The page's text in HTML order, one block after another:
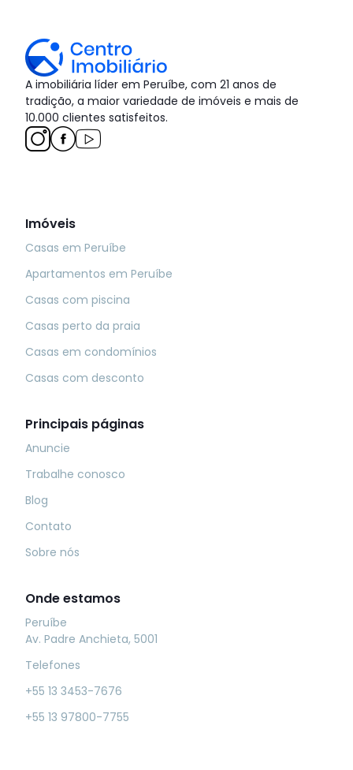
A imobiliária líder em Peruíbe, com 21 anos de
tradição, a maior variedade de imóveis e mais de
10.000 clientes satisfeitos.
Imóveis
Casas em Peruíbe
Apartamentos em Peruíbe
Casas com piscina
Casas perto da praia
Casas em condomínios
Casas com desconto
Principais páginas
Anuncie
Trabalhe conosco
Blog
Contato
Sobre nós
Onde estamos
Peruíbe
Av. Padre Anchieta, 5001
Telefones
+55 13 3453-7676
+55 13 97800-7755